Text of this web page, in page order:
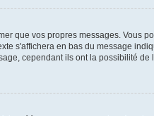
que vos propres messages.
s'affichera en bas du message
cependant ils ont la possibilité